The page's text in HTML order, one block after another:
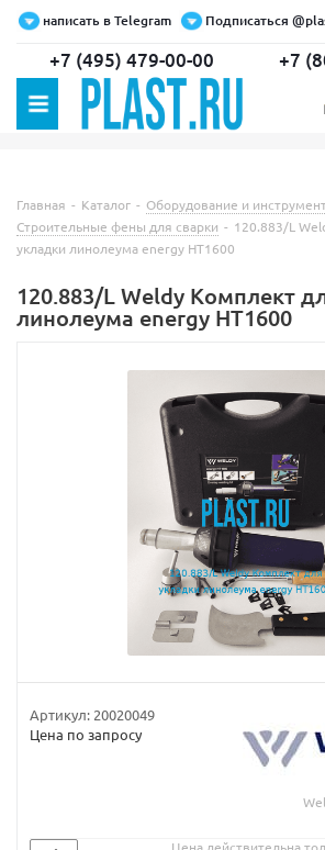
написать в Telegram Подписаться
+7 (495) 479-00-00 +7
Главная - Каталог - Оборудование и
Строительные фены для сварки - 120.883/L
укладки линолеума energy HT1600
120.883/L Weldy Комплект
линолеума energy HT1600
Артикул: 20020049
Цена по запросу